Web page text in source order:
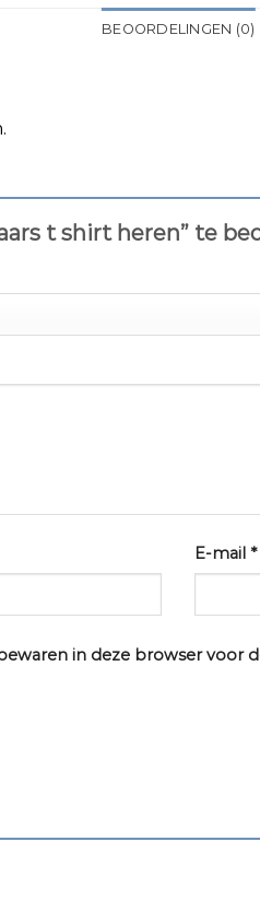
BEOORDELINGEN (0)
t shirt heren” te
E-mail*
in deze browser voor